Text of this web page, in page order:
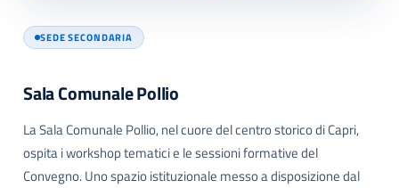
SEDE SECONDARIA
Sala Comunale Pollio
La Sala Comunale Pollio, nel cuore del centro storico di Capri,
ospita i workshop tematici e le sessioni formative del
Convegno. Uno spazio istituzionale messo a disposizione dal